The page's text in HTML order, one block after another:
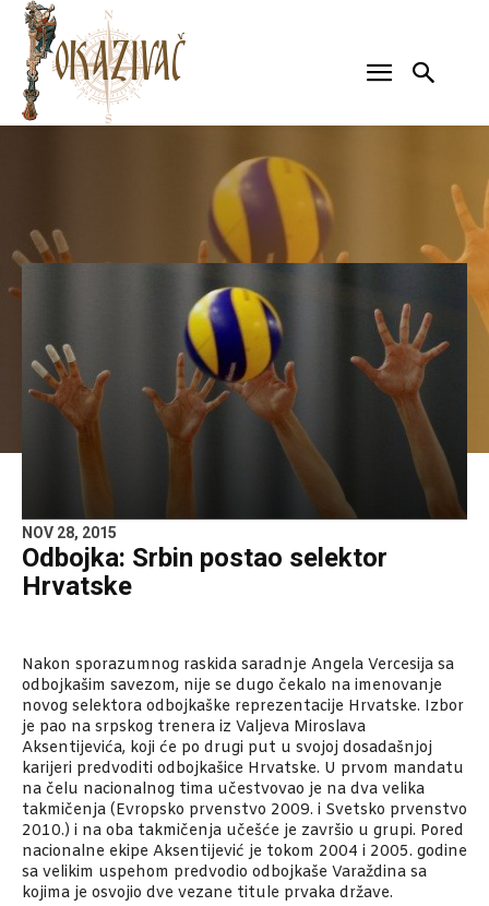
NOV 28, 2015
Odbojka: Srbin postao selektor
Hrvatske
Nakon sporazumnog raskida saradnje Angela Vercesija sa
odbojkašim savezom, nije se dugo čekalo na imenovanje
novog selektora odbojkaške reprezentacije Hrvatske. Izbor
je pao na srpskog trenera iz Valjeva Miroslava
Aksentijevića, koji će po drugi put u svojoj dosadašnjoj
karijeri predvoditi odbojkašice Hrvatske. U prvom mandatu
na čelu nacionalnog tima učestvovao je na dva velika
takmičenja (Evropsko prvenstvo 2009. i Svetsko prvenstvo
2010.) i na oba takmičenja učešće je završio u grupi. Pored
nacionalne ekipe Aksentijević je tokom 2004 i 2005. godine
sa velikim uspehom predvodio odbojkaše Varaždina sa
kojima je osvojio dve vezane titule prvaka države.